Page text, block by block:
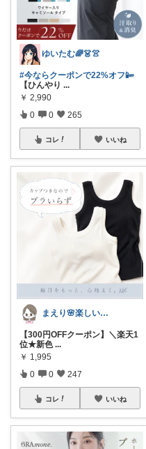
ゆいたむ🌈👗👚
#今ならクーポンで22%オフ📴
【ひんやり ...
￥ 2,990
0 0 265
コレ いいね
まえり🌸楽しい暮らし🍀
【300円OFFクーポン】＼楽天1
位★新色 ...
￥ 1,995
0 0 247
コレ いいね